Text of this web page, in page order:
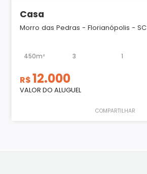
Casa
Morro das Pedras - Florianópolis - SC
450m² 3 1
R$12.000
VALOR DO ALUGUEL
COMPARTILHAR